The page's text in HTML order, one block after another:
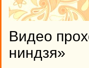
Видео
ниндзя»